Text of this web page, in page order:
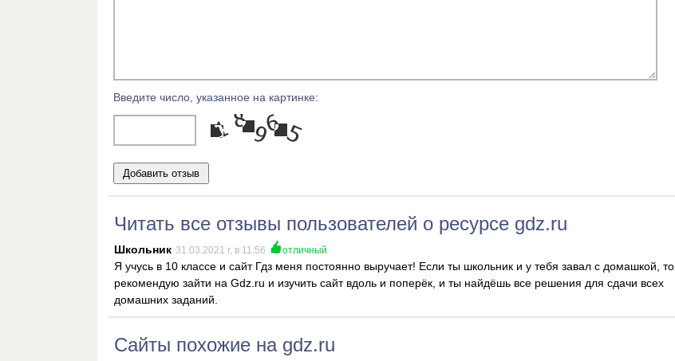
Введите число, указанное на картинке:
Читать все отзывы пользователей о ресурсе gdz.ru
Школьник 31.03.2021 г, в 11:56 отличный
Я учусь в 10 классе и сайт Гдз меня постоянно выручает! Если ты школьник и у тебя завал с домашкой, то
рекомендую зайти на Gdz.ru и изучить сайт вдоль и поперёк, и ты найдёшь все решения для сдачи всех
домашних заданий.
Сайты похожие на gdz.ru